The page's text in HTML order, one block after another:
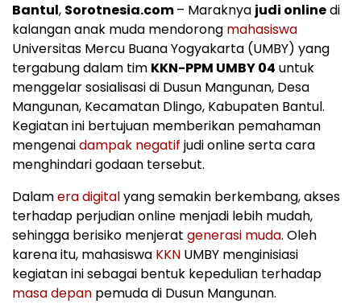
Bantul, Sorotnesia.com– Maraknya judi onlinedi
kalangan anak muda mendorong mahasiswa
Universitas Mercu Buana Yogyakarta (UMBY) yang
tergabung dalam tim KKN-PPM UMBY 04 untuk
menggelar sosialisasi di Dusun Mangunan, Desa
Mangunan, Kecamatan Dlingo, Kabupaten Bantul.
Kegiatan ini bertujuan memberikan pemahaman
mengenaidampak negatif judi online serta cara
menghindari godaan tersebut.
Dalamera digitalyang semakin berkembang, akses
terhadap perjudian online menjadi lebih mudah,
sehingga berisiko menjerat generasi muda. Oleh
karena itu, mahasiswa KKN UMBY menginisiasi
kegiatan ini sebagai bentuk kepedulian terhadap
masa depan pemuda di Dusun Mangunan.